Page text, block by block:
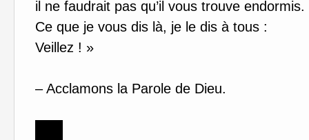
il ne faudrait pas qu’il vous trouve endormis.
Ce que je vous dis là, je le dis à tous :
Veillez ! »
– Acclamons la Parole de Dieu.